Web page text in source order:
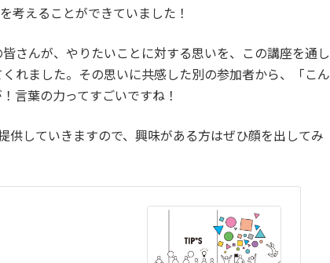
考えることができていました！
さんが、やりたいことに対する思いを、この講座を通し
れました。その思いに共感した別の参加者から、「こん
言葉の力ってすごいですね！
供していきますので、興味がある方はぜひ顔を出してみ